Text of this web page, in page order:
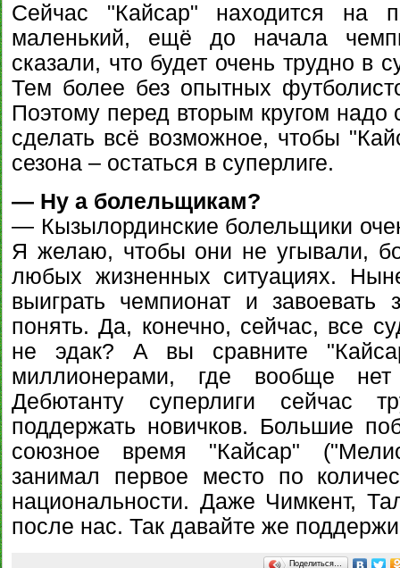
Сейчас "Кайсар" находится на
маленький, ещё до начала
сказали, что будет очень трудно в
Тем более без опытных
Поэтому перед вторым кругом надо
сделать всё возможное, чтобы
сезона – остаться в суперлиге.
— Ну а болельщикам?
— Кызылординские болельщики
Я желаю, чтобы они не угывали,
любых жизненных ситуациях.
выиграть чемпионат и
понять. Да, конечно, сейчас, все
не эдак? А вы сравните
миллионерами, где вообще нет
Дебютанту суперлиги сейчас
поддержать новичков. Большие
союзное время "Кайсар"
занимал первое место по
национальности. Даже Чимкент,
после нас. Так давайте же
Поделиться…